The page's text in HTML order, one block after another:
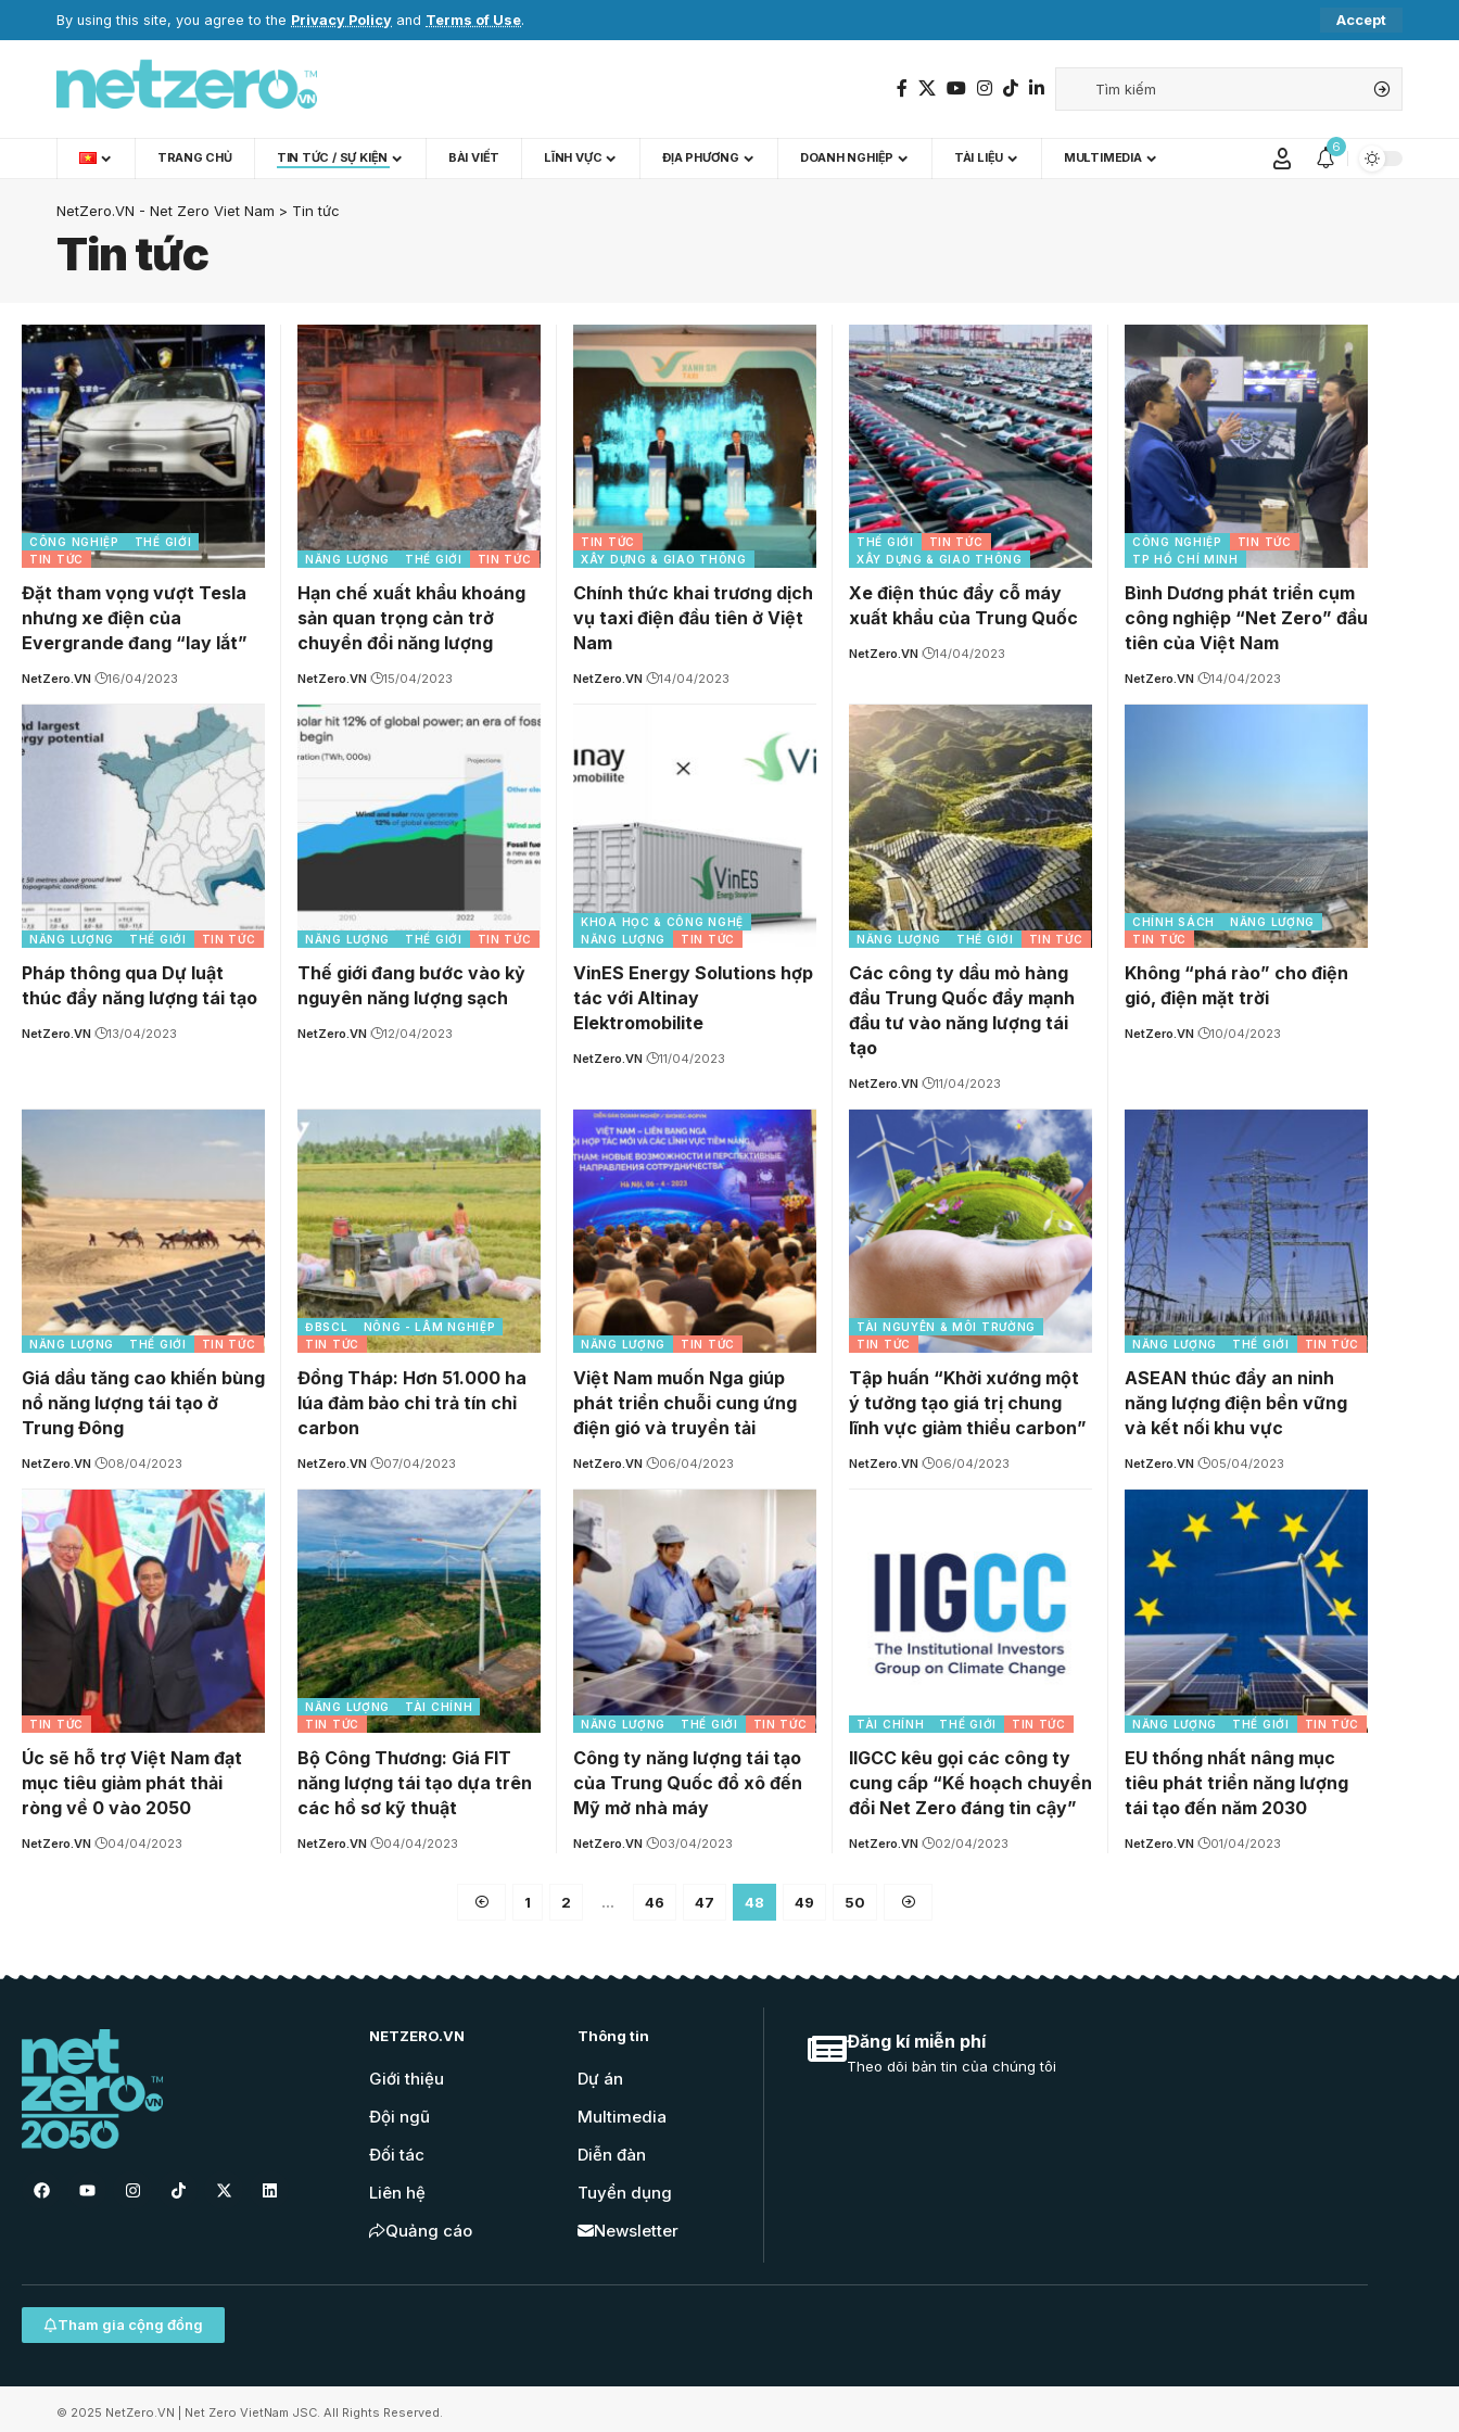
By using this site, you agree to the Privacy Policy and Terms of Use. Accept
TRANG CHỦ TIN TỨC / SỰ KIỆN BÀI VIẾT LĨNH VỰC ĐỊA PHƯƠNG DOANH NGHIỆP TÀI LIỆU MULTIMEDIA
6
NetZero.VN - Net Zero Viet Nam > Tin tức
Tin tức
CÔNG NGHIỆP
THẾ GIỚI
TIN TỨC
Đặt tham vọng vượt Tesla
nhưng xe điện của
Evergrande đang “lay lắt”
NetZero.VN 16/04/2023
NĂNG LƯỢNG THẾ GIỚI TIN TỨC
Hạn chế xuất khẩu khoáng
sản quan trọng cản trở
chuyển đổi năng lượng
NetZero.VN 15/04/2023
TIN TỨC
XÂY DỰNG & GIAO THÔNG
Chính thức khai trương dịch
vụ taxi điện đầu tiên ở Việt
Nam
NetZero.VN 14/04/2023
THẾ GIỚI
TIN TỨC
XÂY DỰNG & GIAO THÔNG
Xe điện thúc đẩy cỗ máy
xuất khẩu của Trung Quốc
NetZero.VN 14/04/2023
CÔNG NGHIỆP
TIN TỨC
TP HỒ CHÍ MINH
Bình Dương phát triển cụm
công nghiệp “Net Zero” đầu
tiên của Việt Nam
NetZero.VN 14/04/2023
NĂNG LƯỢNG THẾ GIỚI TIN TỨC
Pháp thông qua Dự luật
thúc đẩy năng lượng tái tạo
NetZero.VN 13/04/2023
NĂNG LƯỢNG THẾ GIỚI TIN TỨC
Thế giới đang bước vào kỷ
nguyên năng lượng sạch
NetZero.VN 12/04/2023
KHOA HỌC & CÔNG NGHỆ
NĂNG LƯỢNG
TIN TỨC
VinES Energy Solutions hợp
tác với Altinay
Elektromobilite
NetZero.VN 11/04/2023
NĂNG LƯỢNG THẾ GIỚI TIN TỨC
Các công ty dầu mỏ hàng
đầu Trung Quốc đẩy mạnh
đầu tư vào năng lượng tái
tạo
NetZero.VN 11/04/2023
CHÍNH SÁCH
NĂNG LƯỢNG
TIN TỨC
Không “phá rào” cho điện
gió, điện mặt trời
NetZero.VN 10/04/2023
NĂNG LƯỢNG THẾ GIỚI TIN TỨC
Giá dầu tăng cao khiến bùng
nổ năng lượng tái tạo ở
Trung Đông
NetZero.VN 08/04/2023
ĐBSCL
NÔNG - LÂM NGHIỆP
TIN TỨC
Đồng Tháp: Hơn 51.000 ha
lúa đảm bảo chi trả tín chỉ
carbon
NetZero.VN 07/04/2023
NĂNG LƯỢNG TIN TỨC
Việt Nam muốn Nga giúp
phát triển chuỗi cung ứng
điện gió và truyền tải
NetZero.VN 06/04/2023
TÀI NGUYÊN & MÔI TRƯỜNG
TIN TỨC
Tập huấn “Khởi xướng một
ý tưởng tạo giá trị chung
lĩnh vực giảm thiểu carbon”
NetZero.VN 06/04/2023
NĂNG LƯỢNG THẾ GIỚI TIN TỨC
ASEAN thúc đẩy an ninh
năng lượng điện bền vững
và kết nối khu vực
NetZero.VN 05/04/2023
TIN TỨC
Úc sẽ hỗ trợ Việt Nam đạt
mục tiêu giảm phát thải
ròng về 0 vào 2050
NetZero.VN 04/04/2023
NĂNG LƯỢNG
TÀI CHÍNH
TIN TỨC
Bộ Công Thương: Giá FIT
năng lượng tái tạo dựa trên
các hồ sơ kỹ thuật
NetZero.VN 04/04/2023
NĂNG LƯỢNG THẾ GIỚI TIN TỨC
Công ty năng lượng tái tạo
của Trung Quốc đổ xô đến
Mỹ mở nhà máy
NetZero.VN 03/04/2023
TÀI CHÍNH THẾ GIỚI TIN TỨC
IIGCC kêu gọi các công ty
cung cấp “Kế hoạch chuyển
đổi Net Zero đáng tin cậy”
NetZero.VN 02/04/2023
NĂNG LƯỢNG THẾ GIỚI TIN TỨC
EU thống nhất nâng mục
tiêu phát triển năng lượng
tái tạo đến năm 2030
NetZero.VN 01/04/2023
1 2 … 46 47 48 49 50
NETZERO.VN
Giới thiệu
Đội ngũ
Đối tác
Liên hệ
Quảng cáo
Thông tin
Dự án
Multimedia
Diễn đàn
Tuyển dụng
Newsletter
Đăng kí miễn phí
Theo dõi bản tin của chúng tôi
Tham gia cộng đồng
© 2025 NetZero.VN | Net Zero VietNam JSC. All Rights Reserved.